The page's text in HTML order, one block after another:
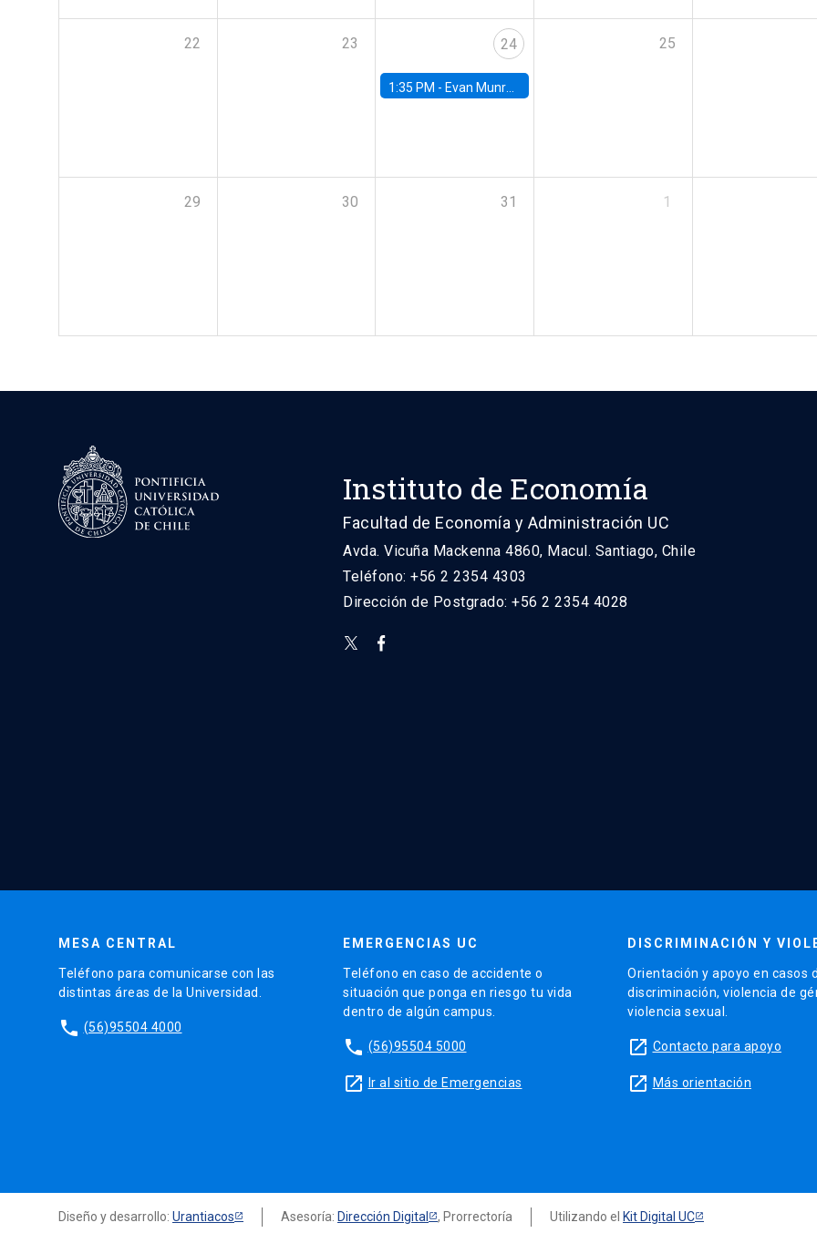
22 23 24
1:35 PM - Evan Munro, Neyman Visiting Assistant Professor in the Department of Statistics at UC Berkeley
25
29 30 31 1
Instituto de Economía
Facultad de Economía y Administración UC
Avda. Vicuña Mackenna 4860, Macul. Santiago, Chile
Teléfono: +56 2 2354 4303
Dirección de Postgrado: +56 2 2354 4028
MESA CENTRAL
Teléfono para comunicarse con las
distintas áreas de la Universidad.
phone (56)95504 4000
EMERGENCIAS UC
Teléfono en caso de accidente o
situación que ponga en riesgo tu vida
dentro de algún campus.
phone (56)95504 5000
launch Ir al sitio de Emergencias
DISCRIMINACIÓN Y
Orientación y apoyo en casos
discriminación, violencia de
violencia sexual.
launch Contacto para apoyo
launch Más orientación
Diseño y desarrollo: Urantiacos Asesoría: Dirección Digital , Prorrectoría Utilizando el Kit Digital UC